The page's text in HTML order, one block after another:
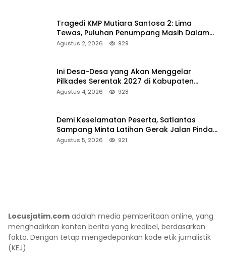
Tragedi KMP Mutiara Santosa 2: Lima
Tewas, Puluhan Penumpang Masih Dalam
Pencarian
Agustus 2, 2026 929
Ini Desa-Desa yang Akan Menggelar
Pilkades Serentak 2027 di Kabupaten
Sumenep
Agustus 4, 2026 928
Demi Keselamatan Peserta, Satlantas
Sampang Minta Latihan Gerak Jalan Pindah
ke Lokasi Aman
Agustus 5, 2026 921
Locusjatim.com adalah media pemberitaan online, yang
menghadirkan konten berita yang kredibel, berdasarkan
fakta. Dengan tetap mengedepankan kode etik jurnalistik
(KEJ).